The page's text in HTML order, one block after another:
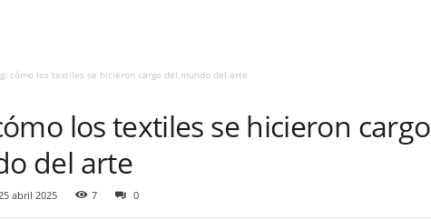
cómo los textiles se hicieron cargo del mundo del arte
los textiles se hicieron cargo
del arte
abril 2025 7 0